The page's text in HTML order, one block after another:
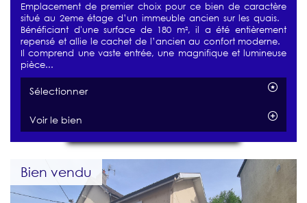
Emplacement de premier choix pour ce bien de caractère
situé au 2eme étage d’un immeuble ancien sur les quais.
Bénéficiant d'une surface de 180 m², il a été entièrement
repensé et allie le cachet de l’ancien au confort moderne.
Il comprend une vaste entrée, une magnifique et lumineuse
pièce...
Sélectionner
Voir le bien
Bien vendu